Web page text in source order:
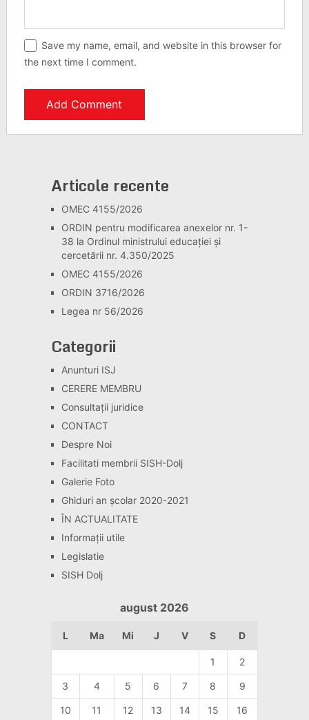
Save my name, email, and website in this browser for
the next time I comment.
Articole recente
OMEC 4155/2026
ORDIN pentru modificarea anexelor nr. 1-
38 la Ordinul ministrului educației și
cercetării nr. 4.350/2025
OMEC 4155/2026
ORDIN 3716/2026
Legea nr 56/2026
Categorii
Anunturi ISJ
CERERE MEMBRU
Consultaţii juridice
CONTACT
Despre Noi
Facilitati membrii SISH-Dolj
Galerie Foto
Ghiduri an școlar 2020-2021
ÎN ACTUALITATE
Informaţii utile
Legislatie
SISH Dolj
august 2026
L Ma Mi J V S D
1 2
3 4 5 6 7 8 9
10 11 12 13 14 15 16